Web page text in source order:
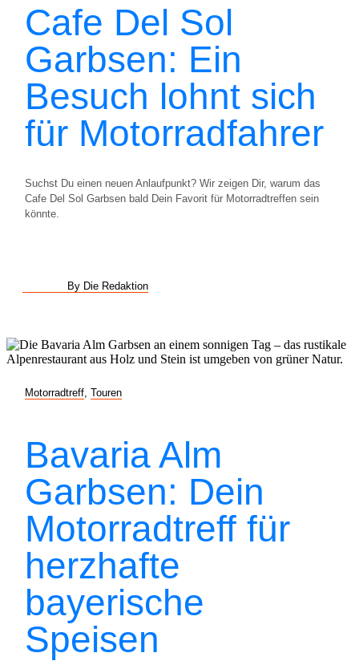
Cafe Del Sol
Garbsen: Ein
Besuch lohnt sich
für Motorradfahrer
Suchst Du einen neuen Anlaufpunkt? Wir zeigen Dir, warum das
Cafe Del Sol Garbsen bald Dein Favorit für Motorradtreffen sein
könnte.
By Die Redaktion
Motorradtreff Touren
Bavaria Alm
Garbsen: Dein
Motorradtreff für
herzhafte
bayerische
Speisen